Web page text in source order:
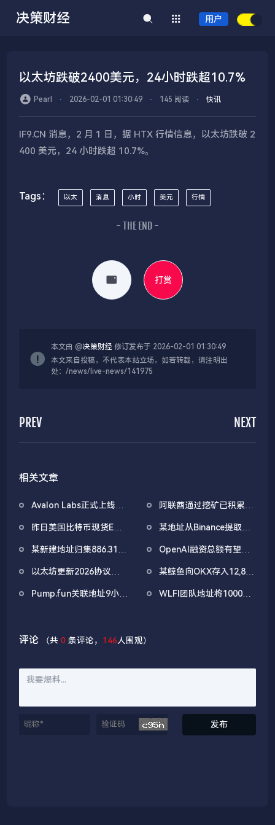
决策财经 用户
以太坊跌破2400美元，24小时跌超10.7%
Pearl ⋅ 2026-02-01 01:30:49 ⋅ 145 阅读 ⋅ 快讯
IF9.CN 消息，2 月 1 日，据 HTX 行情信息，以太坊跌破 2
400 美元，24 小时跌超 10.7%。
Tags： 以太 消息 小时 美元 行情
- THE END -
打赏
本文由 @决策财经 修订发布于 2026-02-01 01:30:49
本文来自投稿，不代表本站立场，如若转载，请注明出
处：/news/live-news/141975
PREV NEXT
相关文章
Avalon Labs正式上线
阿联酋通过挖矿已积累
昨日美国比特币现货ETF
坊ETF净流出4180万美元
某地址从Binance提取
722万美元
某新建地址归集886.31枚
售
OpenAI融资总额有望突
以太坊更新2026协议优
级拟于上半年进行
某鲸鱼向OKX存入12,840
Pump.fun关联地址9小时
WLFI团队地址将1000万
评论 （共0 条评论， 146人围观）
发布